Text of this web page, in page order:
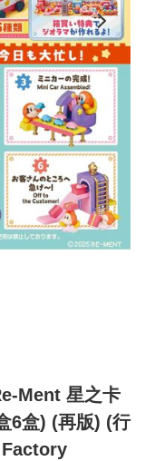
Ment 星之卡
6盒) (再版) (行